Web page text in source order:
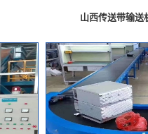
山西传送带输送